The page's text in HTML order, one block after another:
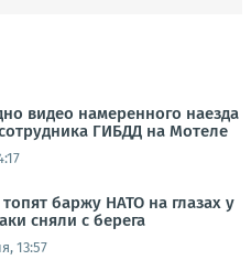
видео намеренного наезда
ГИБДД на Мотеле
баржу НАТО на глазах у
сняли с берега
13:57